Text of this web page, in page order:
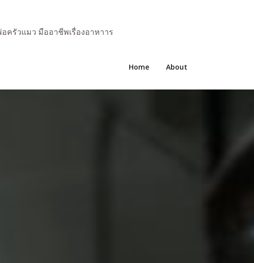
ครัวแมว มืออาชีพเรื่องอาหาาร
Home About